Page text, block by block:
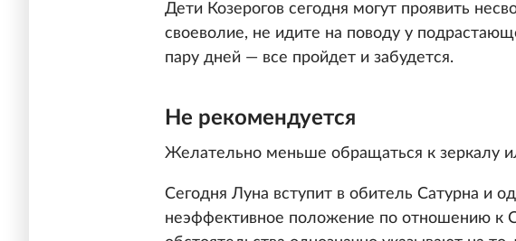
Дети Козерогов сегодня могут проявить
своеволие, не идите на поводу у
пару дней — все пройдет и забудется.
Не рекомендуется
Желательно меньше обращаться к зеркалу
Сегодня Луна вступит в обитель Сатурна и
неэффективное положение по отношению к